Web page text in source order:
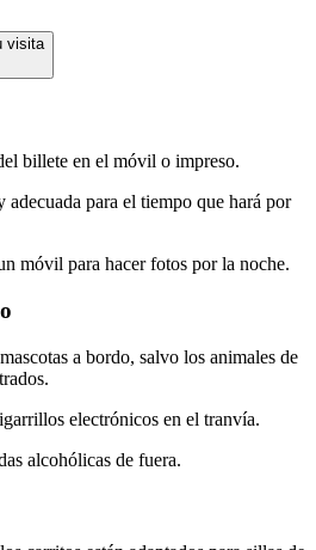
visita
billete en el móvil o impreso.
adecuada para el tiempo que hará por
móvil para hacer fotos por la noche.
a bordo, salvo los animales de
electrónicos en el tranvía.
alcohólicas de fuera.